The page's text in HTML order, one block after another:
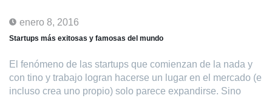
enero 8, 2016
Startups más exitosas y famosas del mundo
El fenómeno de las startups que comienzan de la nada y
con tino y trabajo logran hacerse un lugar en el mercado (e
incluso crea uno propio) solo parece expandirse. Sino